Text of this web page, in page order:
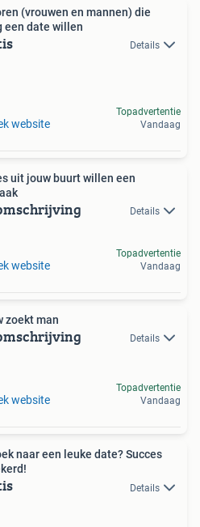
(vrouwen en mannen) die
een date willen
Details
website
Topadvertentie
Vandaag
uit jouw buurt willen een
Details
website
Topadvertentie
Vandaag
zoekt man
Details
website
Topadvertentie
Vandaag
naar een leuke date? Succes
Details